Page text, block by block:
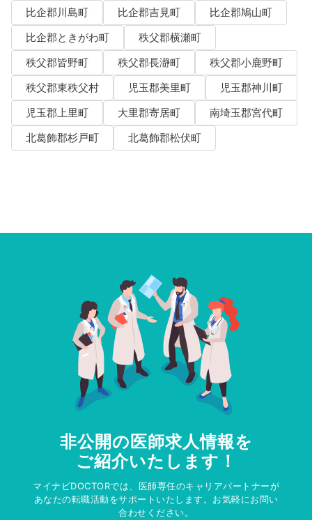
比企郡川島町
比企郡吉見町
比企郡鳩山町
比企郡ときがわ町
秩父郡横瀬町
秩父郡皆野町
秩父郡長瀞町
秩父郡小鹿野町
秩父郡東秩父村
児玉郡美里町
児玉郡神川町
児玉郡上里町
大里郡寄居町
南埼玉郡宮代町
北葛飾郡杉戸町
北葛飾郡松伏町
非公開の医師求人情報を
ご紹介いたします！
マイナビDOCTORでは、医師専任のキャリアパートナーが
あなたの転職活動をサポートいたします。お気軽にお問い
合わせください。